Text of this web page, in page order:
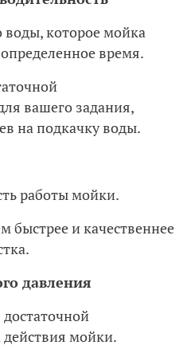
воды, которое мойка
время.
вашего задания,
на подкачку воды.
работы мойки.
и качественнее
давления
мойки.